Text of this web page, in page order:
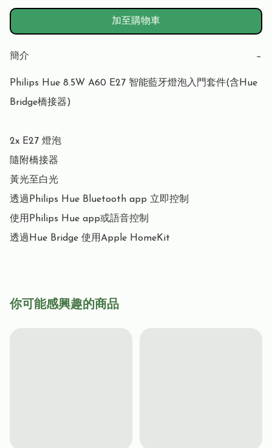
加至購物車
簡介 −
Philips Hue 8.5W A60 E27 智能藍牙燈泡入門套件(含Hue
Bridge橋接器)
2x E27 燈泡
隨附橋接器
黃光至白光
透過Philips Hue Bluetooth app 立即控制
使用Philips Hue app或語音控制
透過Hue Bridge 使用Apple HomeKit
你可能感興趣的商品